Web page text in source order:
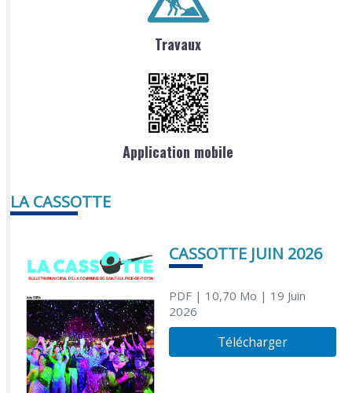
Travaux
Application mobile
LA CASSOTTE
CASSOTTE JUIN 2026
PDF| 10,70 Mo | 19 Juin
2026
Télécharger